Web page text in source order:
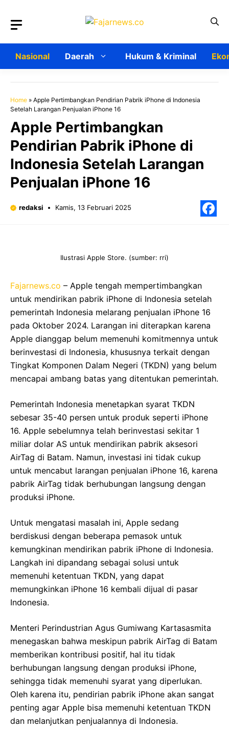
Nasional Daerah Hukum & Kriminal
Home » Apple Pertimbangkan Pendirian Pabrik iPhone di Indonesia
Setelah Larangan Penjualan iPhone 16
Apple Pertimbangkan
Pendirian Pabrik iPhone di
Indonesia Setelah Larangan
Penjualan iPhone 16
redaksi Kamis, 13 Februari 2025
Ilustrasi Apple Store. (sumber: rri)
Fajarnews.co – Apple tengah mempertimbangkan
untuk mendirikan pabrik iPhone di Indonesia setelah
pemerintah Indonesia melarang penjualan iPhone 16
pada Oktober 2024. Larangan ini diterapkan karena
Apple dianggap belum memenuhi komitmennya untuk
berinvestasi di Indonesia, khususnya terkait dengan
Tingkat Komponen Dalam Negeri (TKDN) yang belum
mencapai ambang batas yang ditentukan pemerintah.
Pemerintah Indonesia menetapkan syarat TKDN
sebesar 35-40 persen untuk produk seperti iPhone
16. Apple sebelumnya telah berinvestasi sekitar 1
miliar dolar AS untuk mendirikan pabrik aksesori
AirTag di Batam. Namun, investasi ini tidak cukup
untuk mencabut larangan penjualan iPhone 16, karena
pabrik AirTag tidak berhubungan langsung dengan
produksi iPhone.
Untuk mengatasi masalah ini, Apple sedang
berdiskusi dengan beberapa pemasok untuk
kemungkinan mendirikan pabrik iPhone di Indonesia.
Langkah ini dipandang sebagai solusi untuk
memenuhi ketentuan TKDN, yang dapat
memungkinkan iPhone 16 kembali dijual di pasar
Indonesia.
Menteri Perindustrian Agus Gumiwang Kartasasmita
menegaskan bahwa meskipun pabrik AirTag di Batam
memberikan kontribusi positif, hal itu tidak
berhubungan langsung dengan produksi iPhone,
sehingga tidak memenuhi syarat yang diperlukan.
Oleh karena itu, pendirian pabrik iPhone akan sangat
penting agar Apple bisa memenuhi ketentuan TKDN
dan melanjutkan penjualannya di Indonesia.